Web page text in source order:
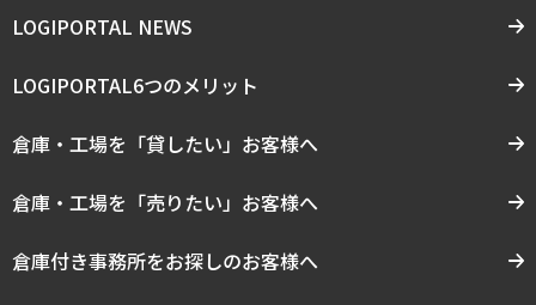
LOGIPORTAL NEWS
LOGIPORTAL6つのメリット
倉庫・工場を「貸したい」お客様へ
倉庫・工場を「売りたい」お客様へ
倉庫付き事務所をお探しのお客様へ